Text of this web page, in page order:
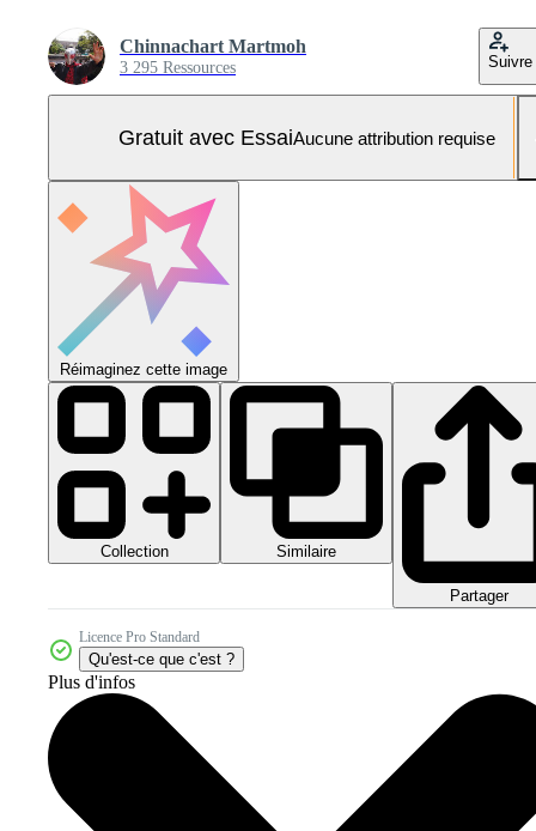
Chinnachart Martmoh
3 295 Ressources Suivre
Gratuit avec EssaiAucune attribution requise
Réimaginez cette image
Collection Similaire
Partager
Licence Pro Standard
Qu'est-ce que c'est ?
Plus d'infos